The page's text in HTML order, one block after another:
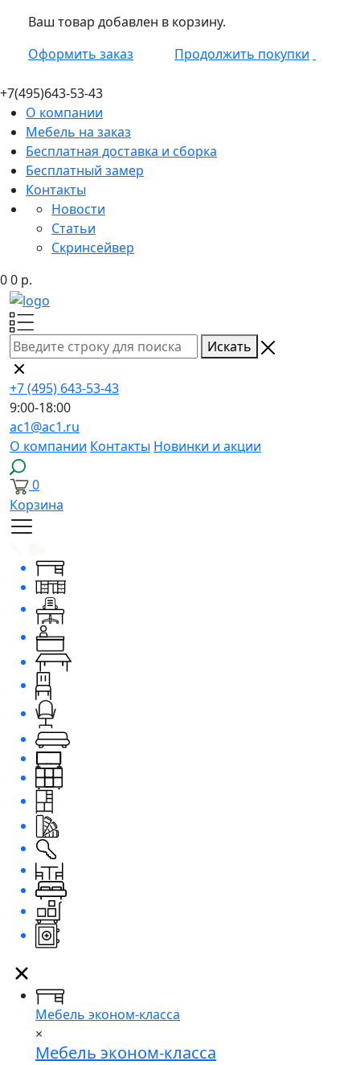
Ваш товар добавлен в корзину.
Оформить заказ
Продолжить покупки
+7(495)643-53-43
О компании
Мебель на заказ
Бесплатная доставка и сборка
Бесплатный замер
Контакты
Новости
Статьи
Скринсейвер
00 р.
Искать
+7 (495) 643-53-43
9:00-18:00
ac1@ac1.ru
О компании Контакты Новинки и акции
0
Корзина
Мебель эконом-класса
×
Мебель эконом-класса